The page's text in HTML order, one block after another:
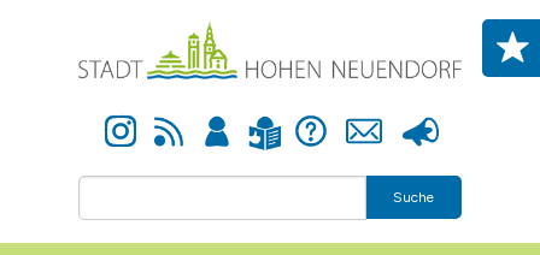
Instagram Newsfeed Anmelden Leichte Sprache Hilfe Kontakt Presse
Suche